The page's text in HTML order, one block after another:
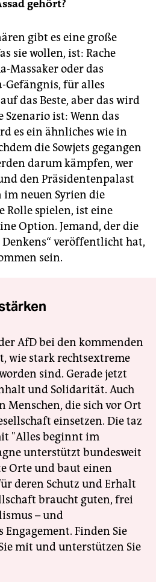
gehört?
gibt es eine große
sie wollen, ist: Rache
Massaker oder das
Gefängnis, für alles
das Beste, aber das wird
Szenario ist: Wenn das
es ein ähnliches wie in
die Sowjets gegangen
darum kämpfen, wer
den Präsidentenpalast
neuen Syrien die
Rolle spielen, ist eine
Option. Jemand, der die
veröffentlicht hat,
sein.
AfD bei den kommenden
wie stark rechtsextreme
sind. Gerade jetzt
und Solidarität. Auch
Menschen, die sich vor Ort
einsetzen. Die taz
"Alles beginnt im
unterstützt bundesweit
Orte und baut einen
deren Schutz und Erhalt
braucht guten, frei
– und
Finden Sie
mit und unterstützen Sie